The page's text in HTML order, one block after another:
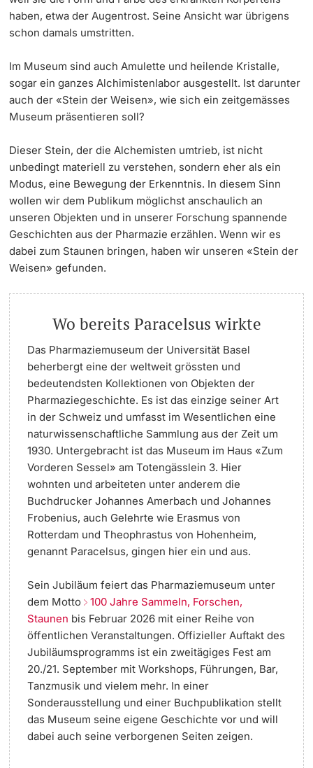
haben, etwa der Augentrost. Seine Ansicht war übrigens
schon damals umstritten.
Im Museum sind auch Amulette und heilende Kristalle,
sogar ein ganzes Alchimistenlabor ausgestellt. Ist darunter
auch der «Stein der Weisen», wie sich ein zeitgemässes
Museum präsentieren soll?
Dieser Stein, der die Alchemisten umtrieb, ist nicht
unbedingt materiell zu verstehen, sondern eher als ein
Modus, eine Bewegung der Erkenntnis. In diesem Sinn
wollen wir dem Publikum möglichst anschaulich an
unseren Objekten und in unserer Forschung spannende
Geschichten aus der Pharmazie erzählen. Wenn wir es
dabei zum Staunen bringen, haben wir unseren «Stein der
Weisen» gefunden.
Wo bereits Paracelsus wirkte
Das Pharmaziemuseum der Universität Basel
beherbergt eine der weltweit grössten und
bedeutendsten Kollektionen von Objekten der
Pharmaziegeschichte. Es ist das einzige seiner Art
in der Schweiz und umfasst im Wesentlichen eine
naturwissenschaftliche Sammlung aus der Zeit um
1930. Untergebracht ist das Museum im Haus «Zum
Vorderen Sessel» am Totengässlein 3. Hier
wohnten und arbeiteten unter anderem die
Buchdrucker Johannes Amerbach und Johannes
Frobenius, auch Gelehrte wie Erasmus von
Rotterdam und Theophrastus von Hohenheim,
genannt Paracelsus, gingen hier ein und aus.
Sein Jubiläum feiert das Pharmaziemuseum unter
dem Motto 100 Jahre Sammeln, Forschen,
Staunen bis Februar 2026 mit einer Reihe von
öffentlichen Veranstaltungen. Offizieller Auftakt des
Jubiläumsprogramms ist ein zweitägiges Fest am
20./21. September mit Workshops, Führungen, Bar,
Tanzmusik und vielem mehr. In einer
Sonderausstellung und einer Buchpublikation stellt
das Museum seine eigene Geschichte vor und will
dabei auch seine verborgenen Seiten zeigen.